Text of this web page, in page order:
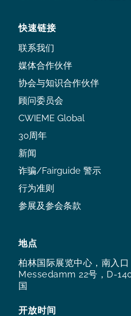
地点
柏林国际展览中心，南入口
Messedamm 22号，D-
国
开放时间
快速链接
联系我们
媒体合作伙伴
协会与知识合作伙伴
顾问委员会
CWIEME Global
30周年
新闻
诈骗/Fairguide 警示
行为准则
参展及参会条款